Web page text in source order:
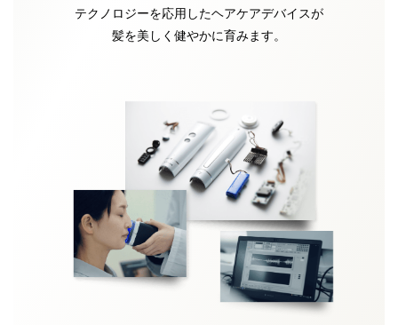
テクノロジーを応用したヘアケアデバイスが
髪を美しく健やかに育みます。